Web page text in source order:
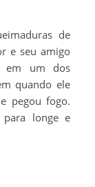
de
e seu amigo
em um dos
quando ele
pegou fogo.
para longe e